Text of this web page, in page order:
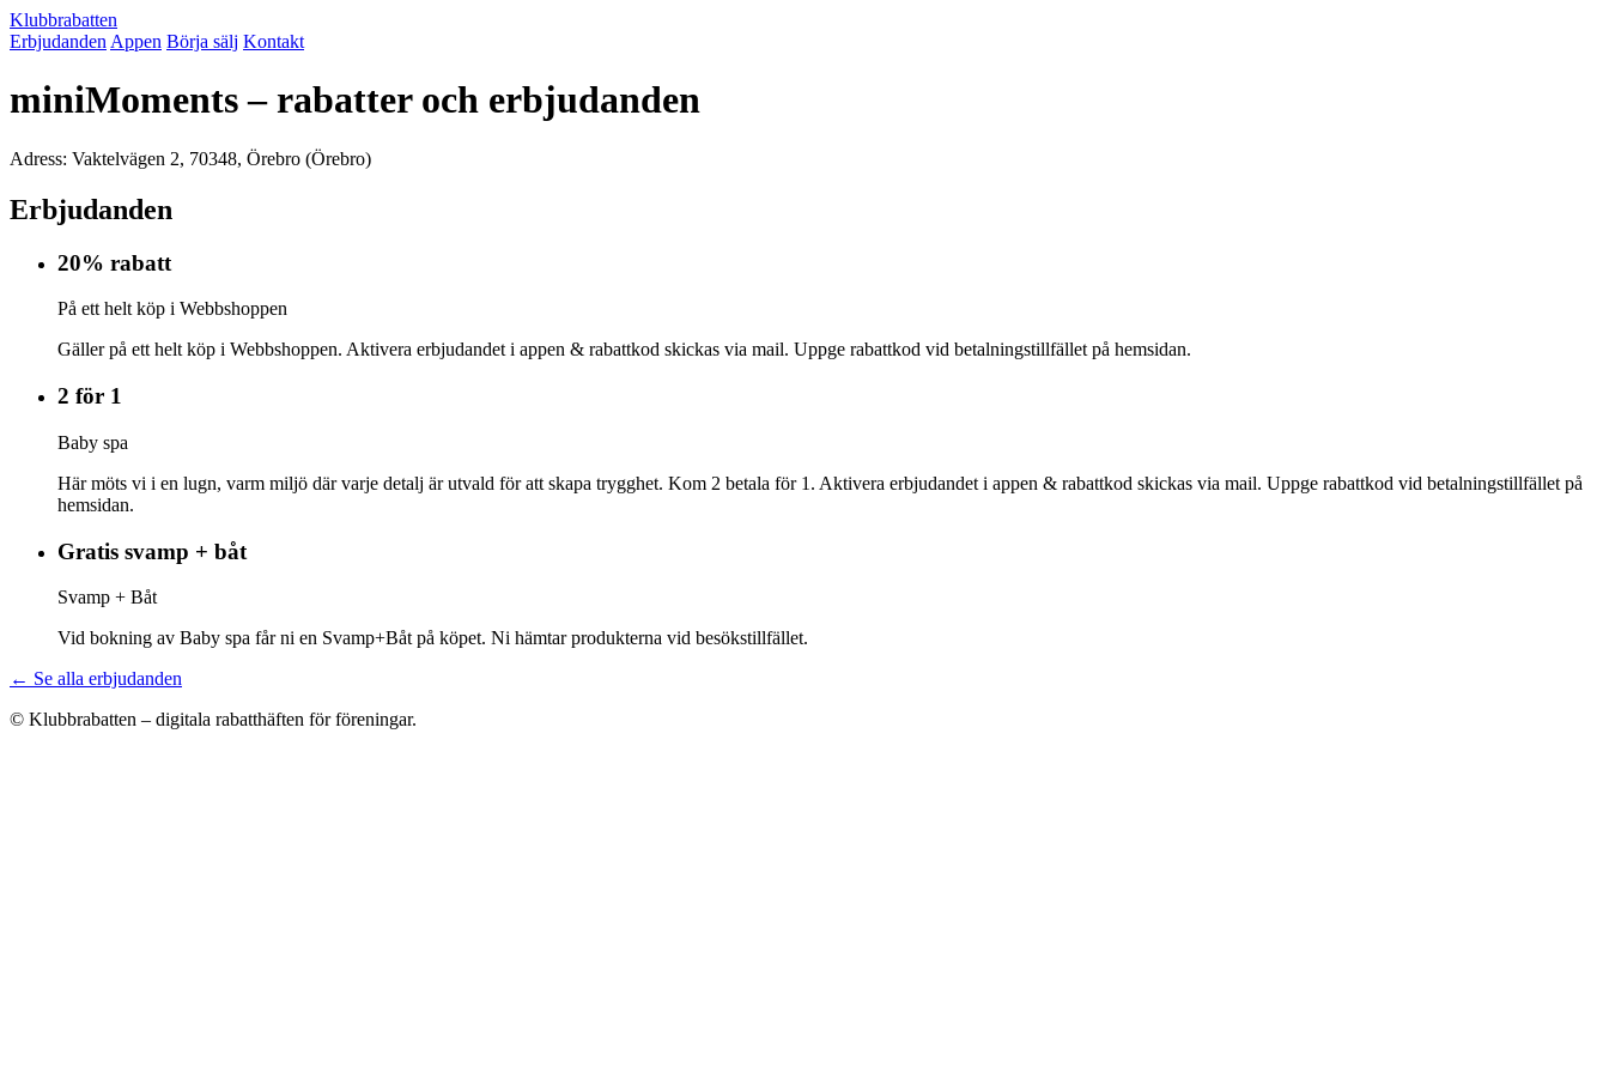
Klubbrabatten
Erbjudanden Appen Börja sälj Kontakt
miniMoments – rabatter och erbjudanden
Adress: Vaktelvägen 2, 70348, Örebro (Örebro)
Erbjudanden
20% rabatt
På ett helt köp i Webbshoppen
Gäller på ett helt köp i Webbshoppen. Aktivera erbjudandet i appen & rabattkod skickas via mail. Uppge rabattkod vid betalningstillfället på hemsidan.
2 för 1
Baby spa
Här möts vi i en lugn, varm miljö där varje detalj är utvald för att skapa trygghet. Kom 2 betala för 1. Aktivera erbjudandet i appen & rabattkod skickas via mail. Uppge rabattkod vid betalningstillfället på
hemsidan.
Gratis svamp + båt
Svamp + Båt
Vid bokning av Baby spa får ni en Svamp+Båt på köpet. Ni hämtar produkterna vid besökstillfället.
← Se alla erbjudanden
© Klubbrabatten – digitala rabatthäften för föreningar.